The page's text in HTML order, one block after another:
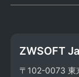
ZWSOFT
〒102-0073 東